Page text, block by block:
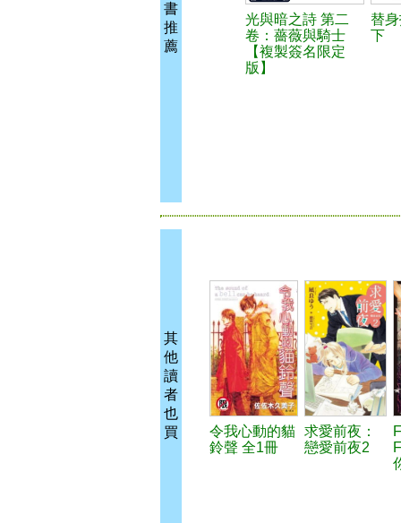
書
推
薦
光與暗之詩 第二
卷：薔薇與騎士
【複製簽名限定
版】
替
下
其
他
讀
者
也
買
令我心動的貓
鈴聲 全1冊
求愛前夜：
戀愛前夜2